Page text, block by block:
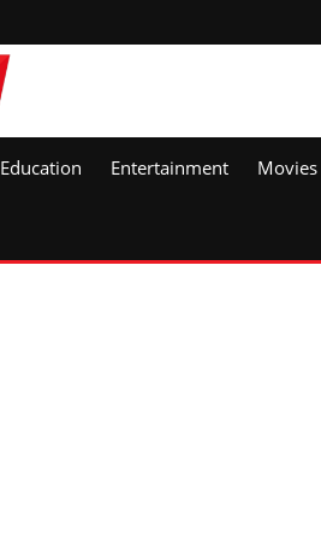
Education Entertainment Movies